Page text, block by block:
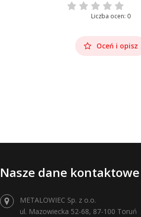
Liczba ocen: 0
Oceń i opisz
Nasze dane kontaktowe
METALOWIEC Sp. z o.o.
ul. Mazowiecka 52-68, 87-100 Toruń